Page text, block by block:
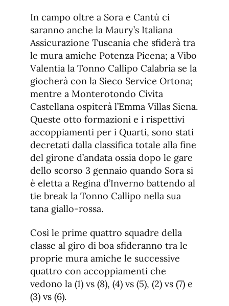
In campo oltre a Sora e Cantù ci
saranno anche la Maury’s Italiana
Assicurazione Tuscania che sfiderà tra
le mura amiche Potenza Picena; a Vibo
Valentia la Tonno Callipo Calabria se la
giocherà con la Sieco Service Ortona;
mentre a Monterotondo Civita
Castellana ospiterà l’Emma Villas Siena.
Queste otto formazioni e i rispettivi
accoppiamenti per i Quarti, sono stati
decretati dalla classifica totale alla fine
del girone d’andata ossia dopo le gare
dello scorso 3 gennaio quando Sora si
è eletta a Regina d’Inverno battendo al
tie break la Tonno Callipo nella sua
tana giallo-rossa.
Così le prime quattro squadre della
classe al giro di boa sfideranno tra le
proprie mura amiche le successive
quattro con accoppiamenti che
vedono la (1) vs (8), (4) vs (5), (2) vs (7) e
(3) vs (6).